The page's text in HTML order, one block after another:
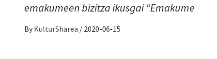
emakumeen bizitza ikusgai “Emakume
By KulturSharea / 2020-06-15